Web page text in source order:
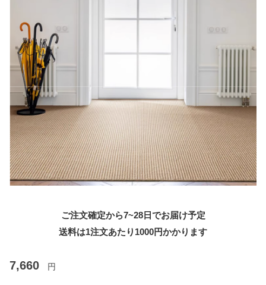
ご注文確定から7~28日でお届け予定
送料は1注文あたり 1000円かかります
7,660 円